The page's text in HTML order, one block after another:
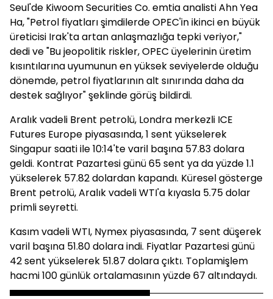
Seul'de Kiwoom Securities Co. emtia analisti Ahn Yea
Ha, "Petrol fiyatları şimdilerde OPEC'in ikinci en büyük
üreticisi Irak'ta artan anlaşmazlığa tepki veriyor,"
dedi ve "Bu jeopolitik riskler, OPEC üyelerinin üretim
kısıntılarına uyumunun en yüksek seviyelerde olduğu
dönemde, petrol fiyatlarının alt sınırında daha da
destek sağlıyor" şeklinde görüş bildirdi.
Aralık vadeli Brent petrolü, Londra merkezli ICE
Futures Europe piyasasında, 1 sent yükselerek
Singapur saati ile 10:14'te varil başına 57.83 dolara
geldi. Kontrat Pazartesi günü 65 sent ya da yüzde 1.1
yükselerek 57.82 dolardan kapandı. Küresel gösterge
Brent petrolü, Aralık vadeli WTI'a kıyasla 5.75 dolar
primli seyretti.
Kasım vadeli WTI, Nymex piyasasında, 7 sent düşerek
varil başına 51.80 dolara indi. Fiyatlar Pazartesi günü
42 sent yükselerek 51.87 dolara çıktı. Toplamişlem
hacmi 100 günlük ortalamasının yüzde 67 altındaydı.